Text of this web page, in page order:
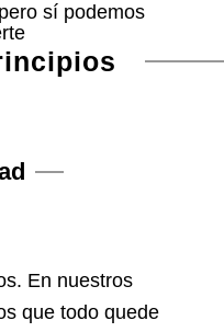
sí podemos
En nuestros
que todo quede